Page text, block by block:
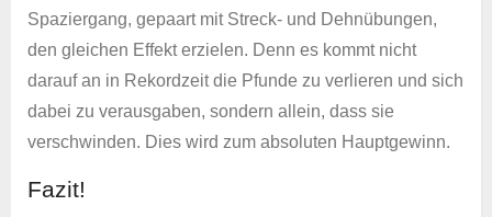
Spaziergang, gepaart mit Streck- und Dehnübungen,
den gleichen Effekt erzielen. Denn es kommt nicht
darauf an in Rekordzeit die Pfunde zu verlieren und sich
dabei zu verausgaben, sondern allein, dass sie
verschwinden. Dies wird zum absoluten Hauptgewinn.
Fazit!